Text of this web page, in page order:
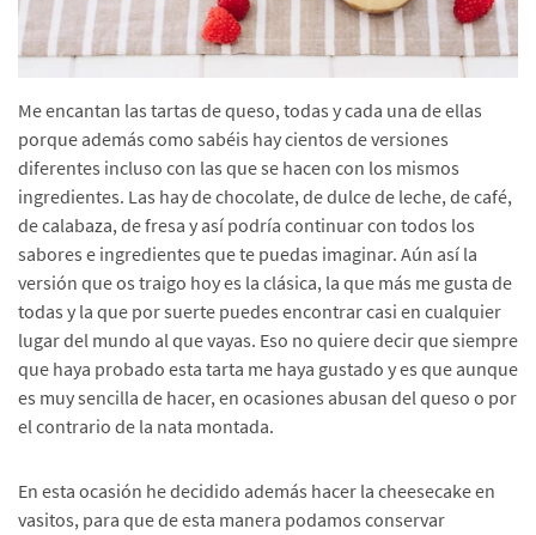
Me encantan las tartas de queso, todas y cada una de ellas
porque además como sabéis hay cientos de versiones
diferentes incluso con las que se hacen con los mismos
ingredientes. Las hay de chocolate, de dulce de leche, de café,
de calabaza, de fresa y así podría continuar con todos los
sabores e ingredientes que te puedas imaginar. Aún así la
versión que os traigo hoy es la clásica, la que más me gusta de
todas y la que por suerte puedes encontrar casi en cualquier
lugar del mundo al que vayas. Eso no quiere decir que siempre
que haya probado esta tarta me haya gustado y es que aunque
es muy sencilla de hacer, en ocasiones abusan del queso o por
el contrario de la nata montada.
En esta ocasión he decidido además hacer la cheesecake en
vasitos, para que de esta manera podamos conservar